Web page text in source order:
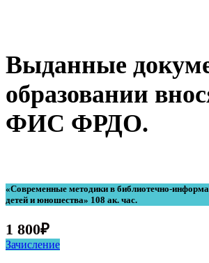
Выданные
образовании
ФИС ФРДО.
«Современные методики в библиотечно-
детей и юношества» 108 ак. час.
1 800₽
Зачисление